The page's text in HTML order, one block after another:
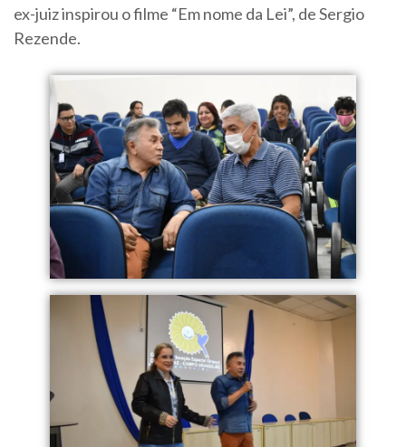
ex-juiz inspirou o filme “Em nome da Lei”, de Sergio
Rezende.